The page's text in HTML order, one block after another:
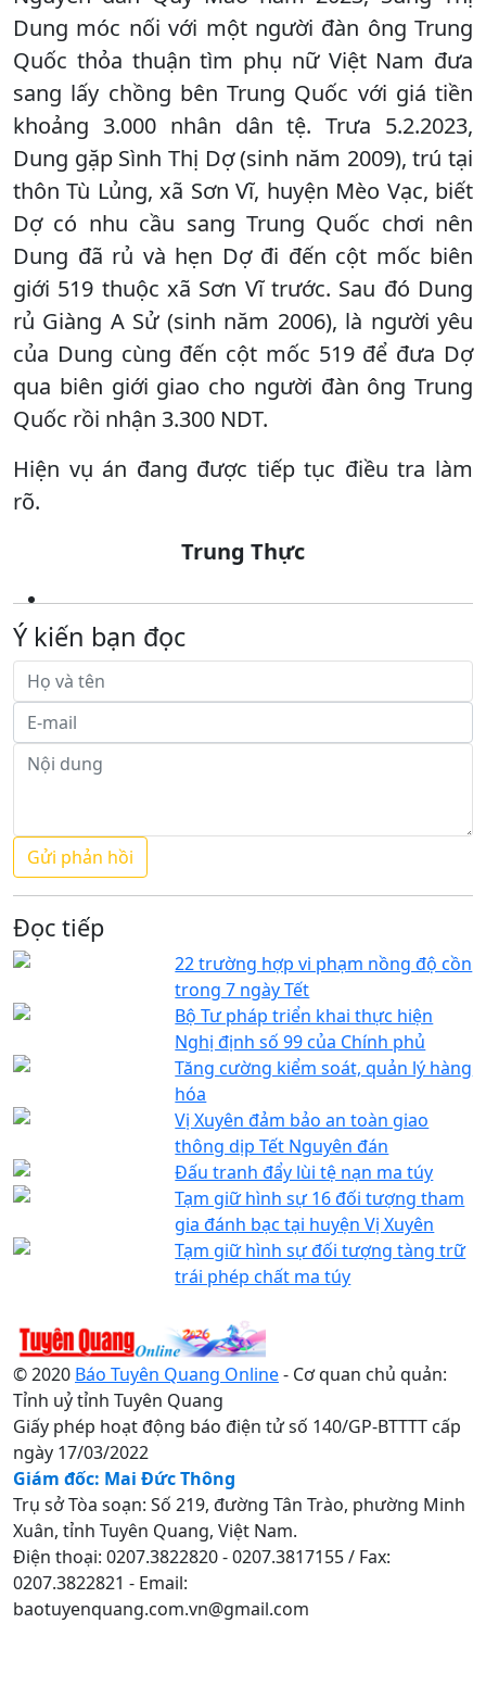
Dung móc nối với một người đàn ông Trung
Quốc thỏa thuận tìm phụ nữ Việt Nam đưa
sang lấy chồng bên Trung Quốc với giá tiền
khoảng 3.000 nhân dân tệ. Trưa 5.2.2023,
Dung gặp Sình Thị Dợ (sinh năm 2009), trú tại
thôn Tù Lủng, xã Sơn Vĩ, huyện Mèo Vạc, biết
Dợ có nhu cầu sang Trung Quốc chơi nên
Dung đã rủ và hẹn Dợ đi đến cột mốc biên
giới 519 thuộc xã Sơn Vĩ trước. Sau đó Dung
rủ Giàng A Sử (sinh năm 2006), là người yêu
của Dung cùng đến cột mốc 519 để đưa Dợ
qua biên giới giao cho người đàn ông Trung
Quốc rồi nhận 3.300 NDT.
Hiện vụ án đang được tiếp tục điều tra làm
rõ.
Trung Thực
Ý kiến bạn đọc
Đọc tiếp
22 trường hợp vi phạm nồng độ cồn
trong 7 ngày Tết
Bộ Tư pháp triển khai thực hiện
Nghị định số 99 của Chính phủ
Tăng cường kiểm soát, quản lý hàng
hóa
Vị Xuyên đảm bảo an toàn giao
thông dịp Tết Nguyên đán
Đấu tranh đẩy lùi tệ nạn ma túy
Tạm giữ hình sự 16 đối tượng tham
gia đánh bạc tại huyện Vị Xuyên
Tạm giữ hình sự đối tượng tàng trữ
trái phép chất ma túy
© 2020 Báo Tuyên Quang Online- Cơ quan chủ quản:
Tỉnh uỷ tỉnh Tuyên Quang
Giấy phép hoạt động báo điện tử số 140/GP-BTTTT cấp
ngày 17/03/2022
Giám đốc: Mai Đức Thông
Trụ sở Tòa soạn: Số 219, đường Tân Trào, phường Minh
Xuân, tỉnh Tuyên Quang, Việt Nam.
Điện thoại: 0207.3822820 - 0207.3817155 / Fax:
0207.3822821 - Email:
baotuyenquang.com.vn@gmail.com